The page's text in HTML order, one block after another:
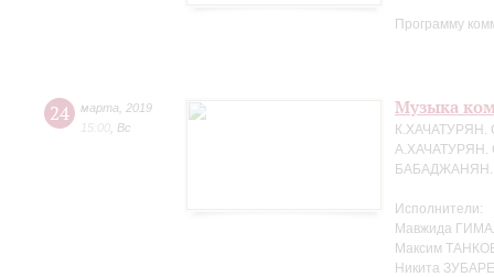
Программу
24 марта
2019
15:00 Вс
Музыка
К.ХАЧАТУРЯН.
А.ХАЧАТУРЯН.
БАБАДЖАНЯН.
Исполнители:
Мавжида
Максим
Никита